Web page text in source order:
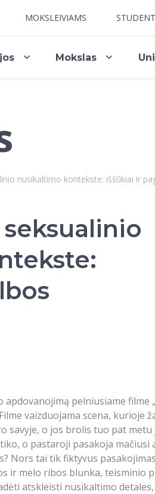
MOKSLEIVIAMS
Mokslas
nusikaltimo kontekste: iššūkiai ir
pelniusiame
vaizduojama scena,
savyje, o jos brolis tuo pat
o pastaroji pasakoja
Nors tai tik fiktyvus
ir melo ribos blunka,
atskleisti nusikaltimo